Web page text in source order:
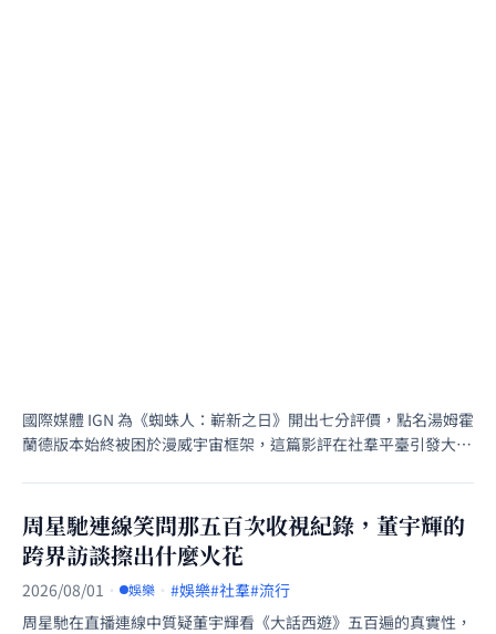
國際媒體 IGN 為《蜘蛛人：嶄新之日》開出七分評價，點名湯姆霍
蘭德版本始終被困於漫威宇宙框架，這篇影評在社羣平臺引發大量
周星馳連線笑問那五百次收視紀錄，董宇輝的
跨界訪談擦出什麼火花
2026/08/01 · 娛樂 · #娛樂#社羣#流行
周星馳在直播連線中質疑董宇輝看《大話西遊》五百遍的真實性，